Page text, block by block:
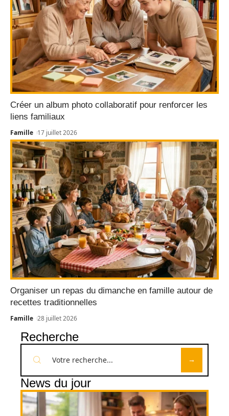
Créer un album photo collaboratif pour renforcer les
liens familiaux
Famille 17 juillet 2026
Organiser un repas du dimanche en famille autour de
recettes traditionnelles
Famille 28 juillet 2026
Recherche
News du jour